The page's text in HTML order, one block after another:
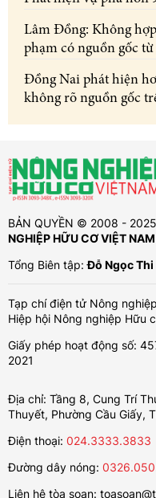
Lâm Đồng: Không
phạm có nguồn gốc
Đồng Nai phát hiện
không rõ nguồn gốc
BẢN QUYỀN © 2008 - 2025
NGHIỆP HỮU CƠ VIỆT NAM
Tổng Biên tập:Đỗ Ngọc Thi
Tạp chí điện tử Nông
Hiệp hội Nông nghiệp Hữu
Giấy phép hoạt động số:
2021
Địa chỉ: Tầng 8, Cung Trí
Thuyết, Phường Cầu Giấy,
Điện thoại: 024.3333.3833
Đường dây nóng:
Liên hệ tòa soạn: